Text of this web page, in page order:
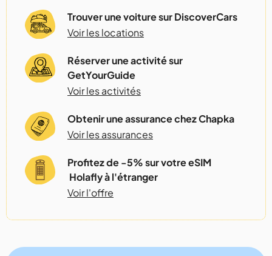
Trouver une voiture sur DiscoverCars
Voir les locations
Réserver une activité sur
GetYourGuide
Voir les activités
Obtenir une assurance chez Chapka
Voir les assurances
Profitez de -5% sur votre eSIM
Holafly à l'étranger
Voir l'offre